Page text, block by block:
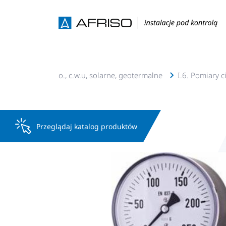
I. Instalacje c.o., c.w.u, solarne, geotermalne I.6. Pomiary
Przeglądaj katalog produktów